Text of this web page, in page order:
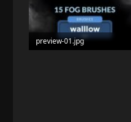
preview-01.jpg